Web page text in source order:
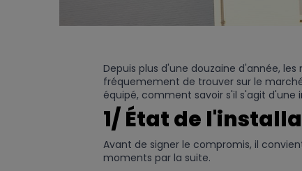
Depuis plus d'une douzaine d'année,
fréquemement de trouver sur le
équipé, comment savoir s'il s'agit d'une
1/ État de
Avant de signer le compromis, il
moments par la suite.